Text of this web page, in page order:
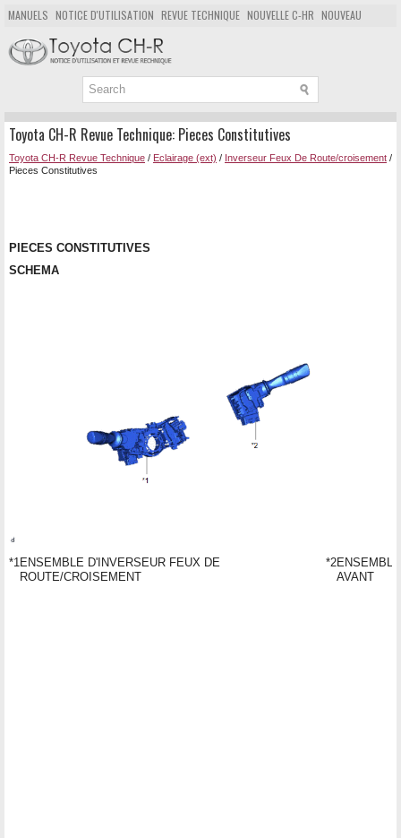
MANUELS NOTICE D'UTILISATION REVUE TECHNIQUE NOUVELLE C-HR NOUVEAU
POPULAIRE
PLAN DU SITE CHERCHER
Toyota CH-R Revue Technique: Pieces Constitutives
Toyota CH-R Revue Technique / Eclairage (ext) / Inverseur Feux De Route/croisement /
Pieces Constitutives
PIECES CONSTITUTIVES
SCHEMA
*1 ENSEMBLE D'INVERSEUR FEUX DE
ROUTE/CROISEMENT
*2
AVANT